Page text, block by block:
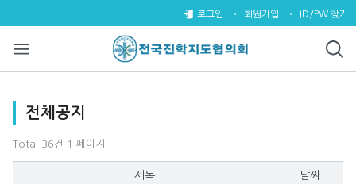
전체공지 1 페이지 로그인 회원가입 ID/PW 찾기
전체공지
Total 36건 1 페이지
제목 날짜